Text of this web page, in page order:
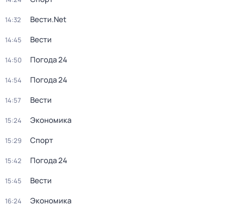
14:32 Вести.Net
14:45 Вести
14:50 Погода 24
14:54 Погода 24
14:57 Вести
15:24 Экономика
15:29 Спорт
15:42 Погода 24
15:45 Вести
16:24 Экономика